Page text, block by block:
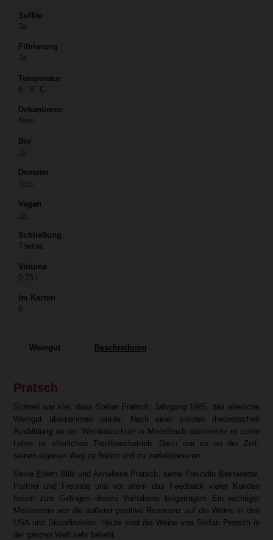
Sulfite
Ja
Filtrierung
Ja
Temperatur
6 - 8° C
Dekantieren
Nein
Bio
Ja
Demeter
Nein
Vegan
Ja
Schließung
Thema
Volume
0,75 l
Im Karton
6
Weingut Beschreibung
Pratsch
Schnell war klar, dass Stefan Pratsch, Jahrgang 1985, das elterliche
Weingut übernehmen würde. Nach einer soliden theoretischen
Ausbildung an der Weinbauschule in Mistelbach absolvierte er seine
Lehre im elterlichen Traditionsbetrieb. Dann war es an der Zeit,
seinen eigenen Weg zu finden und zu perfektionieren.
Seine Eltern Willi und Anneliese Pratsch, seine Freundin Bernadette,
Partner und Freunde und vor allem das Feedback vieler Kunden
haben zum Gelingen dieses Vorhabens beigetragen. Ein wichtiger
Meilenstein war die äußerst positive Resonanz auf die Weine in den
USA und Skandinavien. Heute sind die Weine von Stefan Pratsch in
der ganzen Welt sehr beliebt.